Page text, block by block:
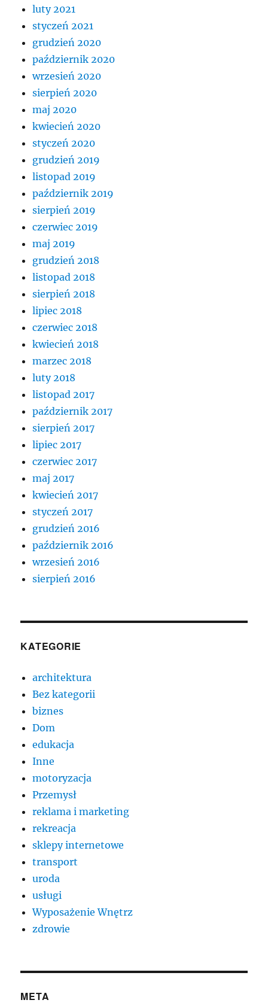
luty 2021
styczeń 2021
grudzień 2020
październik 2020
wrzesień 2020
sierpień 2020
maj 2020
kwiecień 2020
styczeń 2020
grudzień 2019
listopad 2019
październik 2019
sierpień 2019
czerwiec 2019
maj 2019
grudzień 2018
listopad 2018
sierpień 2018
lipiec 2018
czerwiec 2018
kwiecień 2018
marzec 2018
luty 2018
listopad 2017
październik 2017
sierpień 2017
lipiec 2017
czerwiec 2017
maj 2017
kwiecień 2017
styczeń 2017
grudzień 2016
październik 2016
wrzesień 2016
sierpień 2016
KATEGORIE
architektura
Bez kategorii
biznes
Dom
edukacja
Inne
motoryzacja
Przemysł
reklama i marketing
rekreacja
sklepy internetowe
transport
uroda
usługi
Wyposażenie Wnętrz
zdrowie
META